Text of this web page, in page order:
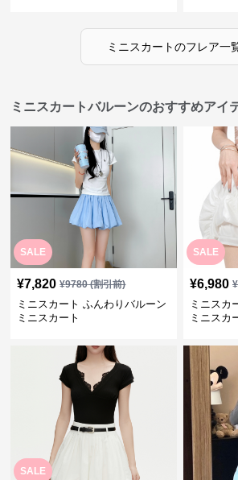
ミニスカートのフレア一
ミニスカートバルーンのおすすめアイ
SALE
¥7,820 ¥9780(割引前)
ミニスカート ふんわりバルーン
ミニスカート
SALE
¥6,980 ¥
ミニスカ
ミニスカ
SALE